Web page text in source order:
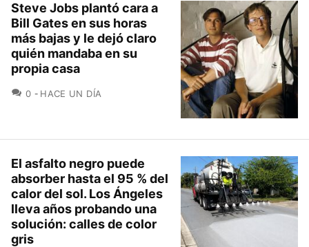
Steve Jobs plantó cara a
Bill Gates en sus horas
más bajas y le dejó claro
quién mandaba en su
propia casa
0 COMENTARIOS
HACE UN DÍA
El asfalto negro puede
absorber hasta el 95 % del
calor del sol. Los Ángeles
lleva años probando una
solución: calles de color
gris